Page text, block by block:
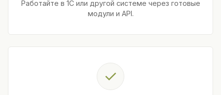
Работайте в 1С или другой системе через готовые
модули и API.
✓